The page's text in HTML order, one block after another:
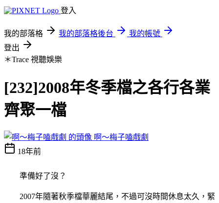
登入
我的部落格 我的部落格後台
我的帳號
登出
＊Trace 視聽娛樂
[232]2008年冬季檔之各行各業
齊聚一檔
啊～梅子嗑戲劇
18年前
準備好了沒？
2007年隨著秋季檔華麗結尾，不過可沒時間休息太久，緊